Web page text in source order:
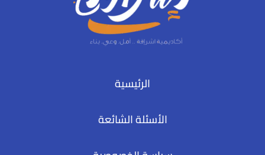
الرئيسية
الأسئلة الشائعة